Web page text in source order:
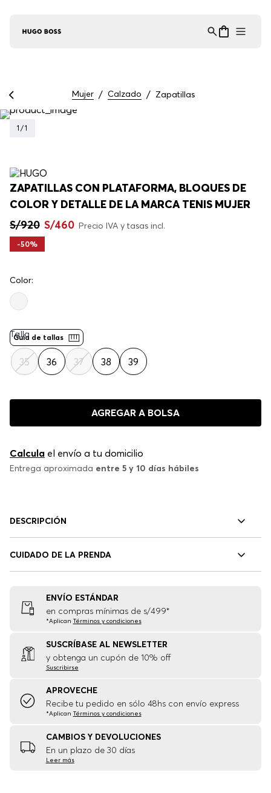
Mujer Calzado Zapatillas
1 /1
ZAPATILLAS CON PLATAFORMA, BLOQUES DE
COLOR Y DETALLE DE LA MARCA TENIS MUJER
S/920 S/460 Precio IVA y tasas incl.
-50%
Color:
Guía de tallas
Talla
35 36 37 38 39
AGREGAR A BOLSA
Calcula el envío a tu domicilio
Entrega aproximada entre 5 y 10 días hábiles
DESCRIPCIÓN
CUIDADO DE LA PRENDA
ENVÍO ESTÁNDAR
en compras mínimas de s/499*
*AplicanTérminos y condiciones
SUSCRÍBASE AL NEWSLETTER
y obtenga un cupón de 10% off
Suscribirse
APROVECHE
Recibe tu pedido en sólo 48hs con envío express
*AplicanTérminos y condiciones
CAMBIOS Y DEVOLUCIONES
En un plazo de 30 días
Leer más
Asistente Virtual
en línea ⋮